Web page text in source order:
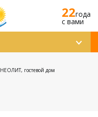
22года
c вами
НЕОЛИТ, гостевой дом